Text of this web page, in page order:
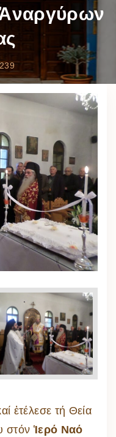
ἐτέλεσε τή Θεία
στόν Ἱερό Ναό